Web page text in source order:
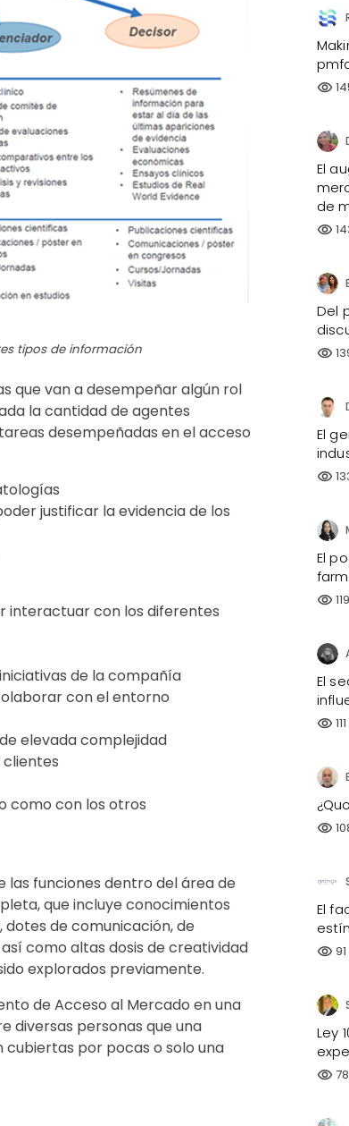
tipos de información
que van a desempeñar algún rol
la cantidad de agentes
desempeñadas en el acceso
justificar la evidencia de los
interactuar con los diferentes
de la compañía
con el entorno
elevada complejidad
clientes
como con los otros
funciones dentro del área de
que incluye conocimientos
de comunicación, de
como altas dosis de creatividad
explorados previamente.
de Acceso al Mercado en una
diversas personas que una
por pocas o solo una
visibility
El
de
visibility
Del
visibility
El
visibility
El
visibility 119
El
visibility 111
visibility
El
visibility 91
Ley
visibility 78